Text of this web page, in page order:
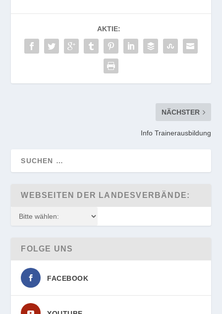
AKTIE:
NÄCHSTER
Info Trainerausbildung
WEBSEITEN DER LANDESVERBÄNDE:
FOLGE UNS
FACEBOOK